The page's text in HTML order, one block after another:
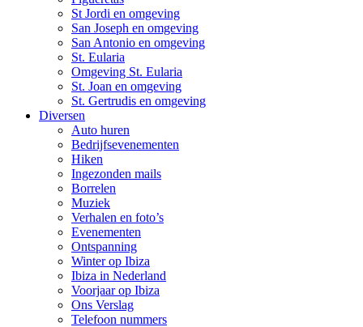
St Jordi en omgeving
San Joseph en omgeving
San Antonio en omgeving
St. Eularia
Omgeving St. Eularia
St. Joan en omgeving
St. Gertrudis en omgeving
Diversen
Auto huren
Bedrijfsevenementen
Hiken
Ingezonden mails
Borrelen
Muziek
Verhalen en foto’s
Evenementen
Ontspanning
Winter op Ibiza
Ibiza in Nederland
Voorjaar op Ibiza
Ons Verslag
Telefoon nummers